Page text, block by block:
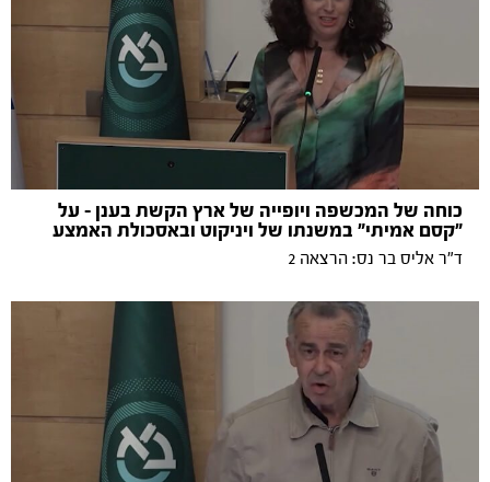
כוחה של המכשפה ויופייה של ארץ הקשת בענן – על
"קסם אמיתי" במשנתו של ויניקוט ובאסכולת האמצע
ד"ר אליס בר נס: הרצאה 2